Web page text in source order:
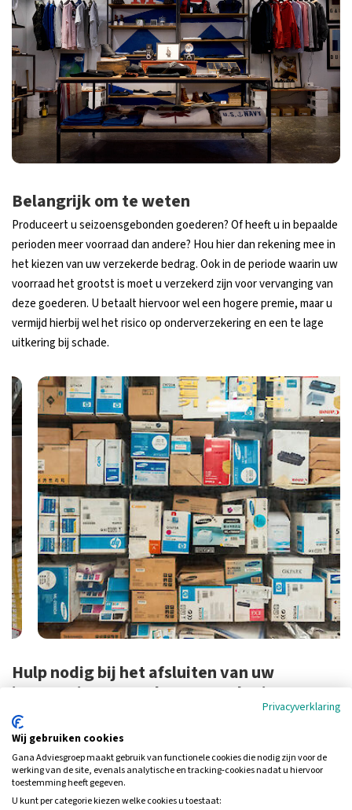
Belangrijk om te weten
Produceert u seizoensgebonden goederen? Of heeft u in bepaalde
perioden meer voorraad dan andere? Hou hier dan rekening mee in
het kiezen van uw verzekerde bedrag. Ook in de periode waarin uw
voorraad het grootst is moet u verzekerd zijn voor vervanging van
deze goederen. U betaalt hiervoor wel een hogere premie, maar u
vermijd hierbij wel het risico op onderverzekering en een te lage
uitkering bij schade.
Hulp nodig bij het afsluiten van uw
inventaris- en goederenverzekering?
Weet u niet precies waar u op moet letten bij het afsluiten van een
inventaris- en goederenverzekering? Wilt u advies over de hoogte
van uw inventaris- en goederenverzekering? Neem dan contact op
met een adviseur van Gana Adviesgroep in Nijmegen. Een zakelijk
adviseur van Gana Adviesgroep helpt u graag verder.
Privacyverklaring
Wij gebruiken cookies
Gana Adviesgroep maakt gebruik van functionele cookies die nodig zijn voor de
werking van de site, evenals analytische en tracking‑cookies nadat u hiervoor
toestemming heeft gegeven.
U kunt per categorie kiezen welke cookies u toestaat: